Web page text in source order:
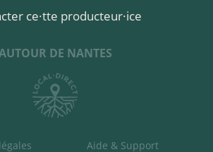
ce·tte producteur·ice
DE NANTES
Aide & Support